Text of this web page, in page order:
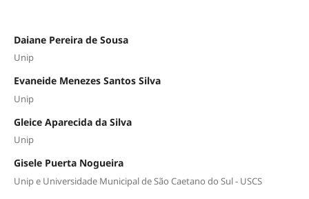
Daiane Pereira de Sousa
Unip
Evaneide Menezes Santos Silva
Unip
Gleice Aparecida da Silva
Unip
Gisele Puerta Nogueira
Unip e Universidade Municipal de São Caetano do Sul - USCS